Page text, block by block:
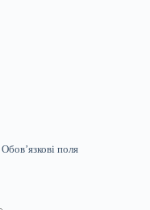
Обов’язкові поля